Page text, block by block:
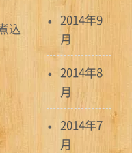
込
2014年9
月
2014年8
月
2014年7
月